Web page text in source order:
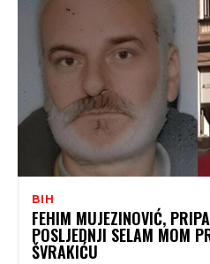
BIH
FEHIM MUJEZINOVIĆ,
POSLJEDNJI SELAM MOM
ŠVRAKIĆU